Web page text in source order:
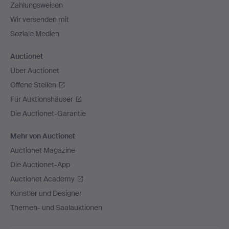
Zahlungsweisen
Wir versenden mit
Soziale Medien
Auctionet
Über Auctionet
Offene Stellen
Für Auktionshäuser
Die Auctionet-Garantie
Mehr von Auctionet
Auctionet Magazine
Die Auctionet-App
Auctionet Academy
Künstler und Designer
Themen- und Saalauktionen